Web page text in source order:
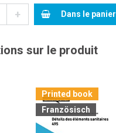
+ Dans le panier
sur le produit
Printed book
Französisch